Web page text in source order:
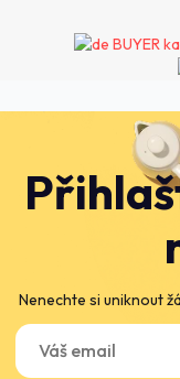
Nenechte si uniknout